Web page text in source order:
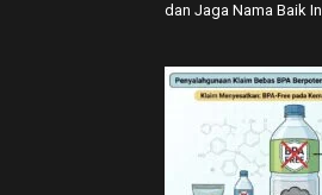
dan Jaga Nama Baik